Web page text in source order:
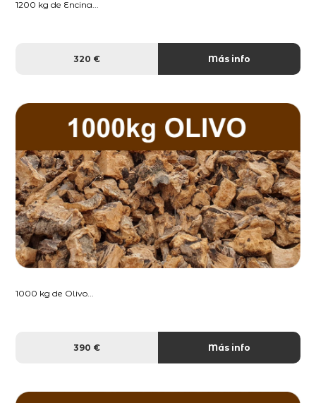
1200 kg de Encina...
320 € Más info
1000 kg de Olivo...
390 € Más info